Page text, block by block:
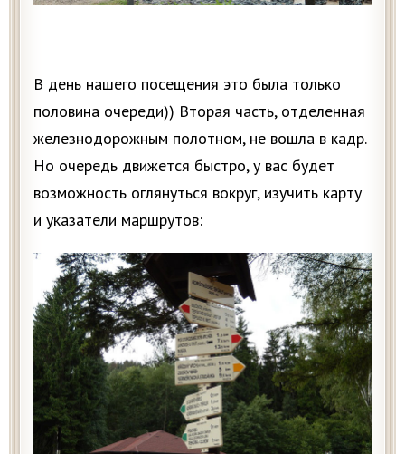
В день нашего посещения это была только
половина очереди)) Вторая часть, отделенная
железнодорожным полотном, не вошла в кадр.
Но очередь движется быстро, у вас будет
возможность оглянуться вокруг, изучить карту
и указатели маршрутов: